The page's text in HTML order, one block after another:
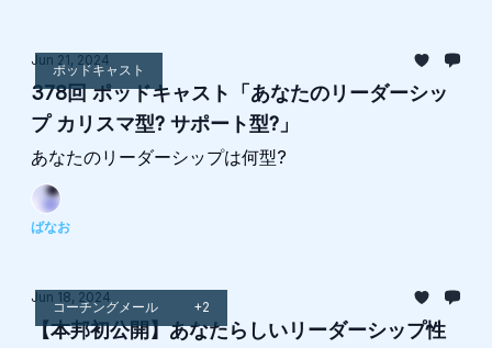
ポッドキャスト
Jun 21, 2024
378回 ポッドキャスト「あなたのリーダーシッ
プ カリスマ型? サポート型?」
あなたのリーダーシップは何型?
ばなお
コーチングメール +2
Jun 18, 2024
【本邦初公開】あなたらしいリーダーシップ性